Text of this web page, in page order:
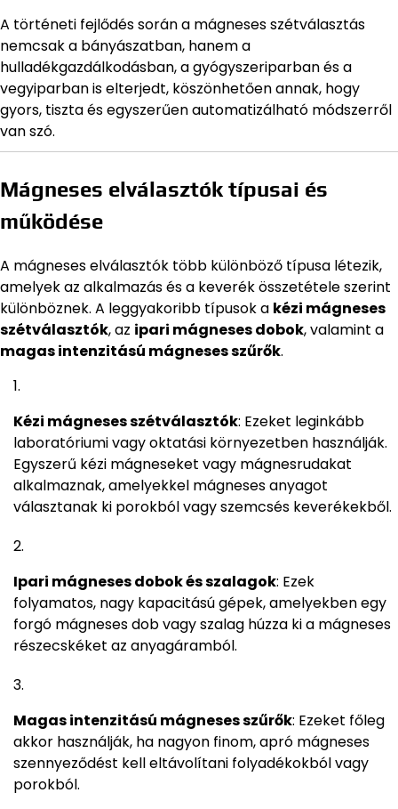
A történeti fejlődés során a mágneses szétválasztás
nemcsak a bányászatban, hanem a
hulladékgazdálkodásban, a gyógyszeriparban és a
vegyiparban is elterjedt, köszönhetően annak, hogy
gyors, tiszta és egyszerűen automatizálható módszerről
van szó.
Mágneses elválasztók típusai és
működése
A mágneses elválasztók több különböző típusa létezik,
amelyek az alkalmazás és a keverék összetétele szerint
különböznek. A leggyakoribb típusok a kézi mágneses
szétválasztók, az ipari mágneses dobok, valamint a
magas intenzitású mágneses szűrők.
Kézi mágneses szétválasztók: Ezeket leginkább
laboratóriumi vagy oktatási környezetben használják.
Egyszerű kézi mágneseket vagy mágnesrudakat
alkalmaznak, amelyekkel mágneses anyagot
választanak ki porokból vagy szemcsés keverékekből.
Ipari mágneses dobok és szalagok: Ezek
folyamatos, nagy kapacitású gépek, amelyekben egy
forgó mágneses dob vagy szalag húzza ki a mágneses
részecskéket az anyagáramból.
Magas intenzitású mágneses szűrők: Ezeket főleg
akkor használják, ha nagyon finom, apró mágneses
szennyeződést kell eltávolítani folyadékokból vagy
porokból.